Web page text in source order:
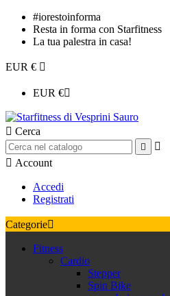
#iorestoinforma
Resta in forma con Starfitness
La tua palestra in casa!
EUR € 
EUR €
 Cerca


 Account
Accedi
Registrati
Categorie
Fitness
Cardio
Stepper
Spin Bike